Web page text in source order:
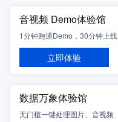
音视频 Demo体验馆
1分钟跑通Demo，30分钟上线
立即体验
数据万象体验馆
无门槛一键处理图片、音视频